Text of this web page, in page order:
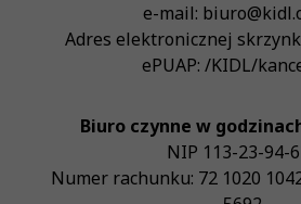
e-mail:
Adres elektronicznej
ePUAP: /KIDL/
Biuro czynne w
NIP 113-23-94-
Numer rachunku: 72 1020